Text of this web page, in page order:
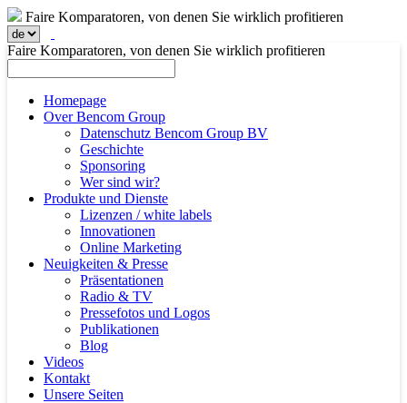
Faire Komparatoren, von denen Sie wirklich profitieren
Faire Komparatoren, von denen Sie wirklich profitieren
Homepage
Over Bencom Group
Datenschutz Bencom Group BV
Geschichte
Sponsoring
Wer sind wir?
Produkte und Dienste
Lizenzen / white labels
Innovationen
Online Marketing
Neuigkeiten & Presse
Präsentationen
Radio & TV
Pressefotos und Logos
Publikationen
Blog
Videos
Kontakt
Unsere Seiten